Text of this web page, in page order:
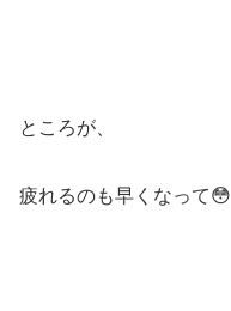
ところが、
疲れるのも早くなって😳